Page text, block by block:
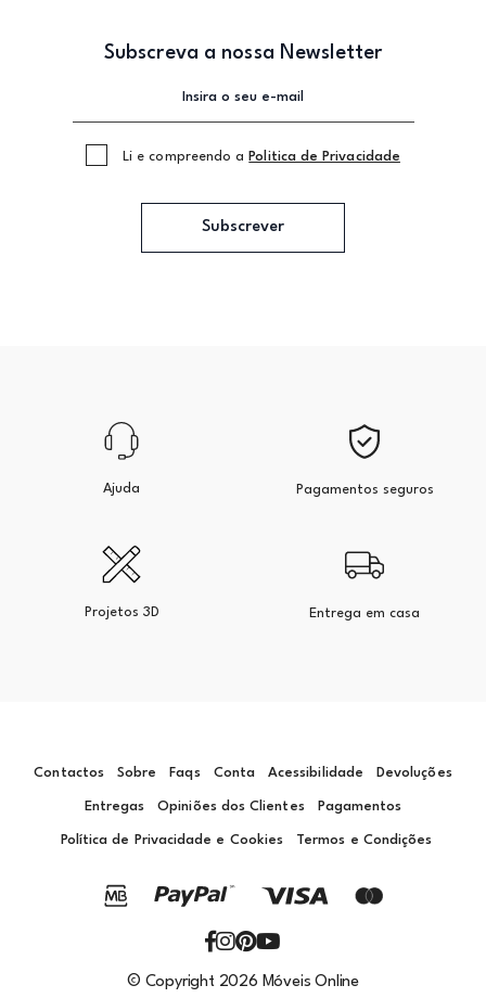
Subscreva a nossa Newsletter
Li e compreendo a Politica de Privacidade
Subscrever
Ajuda Pagamentos seguros
Projetos 3D Entrega em casa
Contactos Sobre Faqs Conta Acessibilidade Devoluções
Entregas Opiniões dos Clientes Pagamentos
Política de Privacidade e Cookies Termos e Condições
© Copyright 2026 Móveis Online